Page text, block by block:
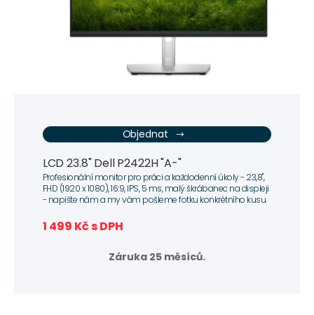
Objednat
LCD 23.8" Dell P2422H "A-"
Profesionální monitor pro práci a každodenní úkoly - 23,8",
FHD (1920 x 1080), 16:9, IPS, 5 ms, malý škrábanec na displeji
- napište nám a my vám pošleme fotku konkrétního kusu.
1 499 Kč s DPH
Záruka 25 měsíců.